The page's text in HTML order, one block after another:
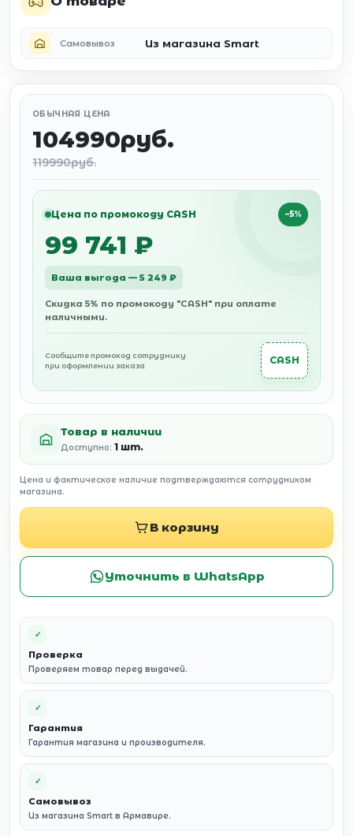
Самовывоз Из магазина Smart
ОБЫЧНАЯ ЦЕНА
104990руб.
119990руб.
Цена по промокоду CASH −5%
99 741 ₽
Ваша выгода — 5 249 ₽
Скидка 5% по промокоду "CASH" при оплате
наличными.
Сообщите промокод сотруднику
при оформлении заказа
CASH
Товар в наличии
Доступно: 1 шт.
Цена и фактическое наличие подтверждаются сотрудником
магазина.
В корзину
Уточнить в WhatsApp
✓
Проверка
Проверяем товар перед выдачей.
✓
Гарантия
Гарантия магазина и производителя.
✓
Самовывоз
Из магазина Smart в Армавире.